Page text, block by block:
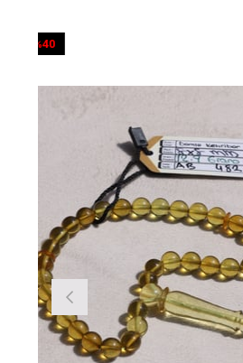
Yeni
%38İndirim